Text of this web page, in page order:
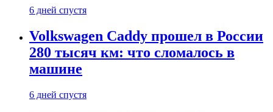
6 дней спустя
Volkswagen Caddy прошел в России
280 тысяч км: что сломалось в
машине
6 дней спустя